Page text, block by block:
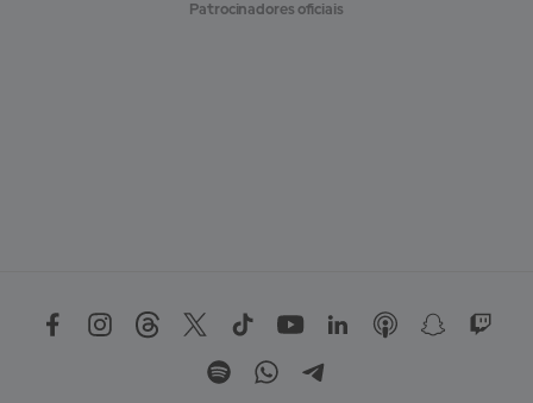
Patrocinadores oficiais